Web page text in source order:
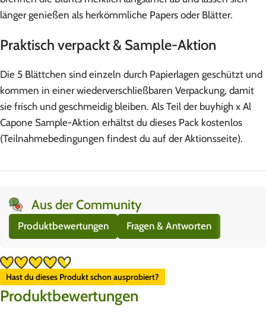
länger genießen als herkömmliche Papers oder Blätter.
Praktisch verpackt & Sample-Aktion
Die 5 Blättchen sind einzeln durch Papierlagen geschützt und
kommen in einer wiederverschließbaren Verpackung, damit
sie frisch und geschmeidig bleiben. Als Teil der buyhigh x Al
Capone Sample-Aktion erhältst du dieses Pack kostenlos
(Teilnahmebedingungen findest du auf der Aktionsseite).
Aus der Community
Produktbewertungen Fragen & Antworten
Hast du dieses Produkt schon ausprobiert?
Produktbewertungen